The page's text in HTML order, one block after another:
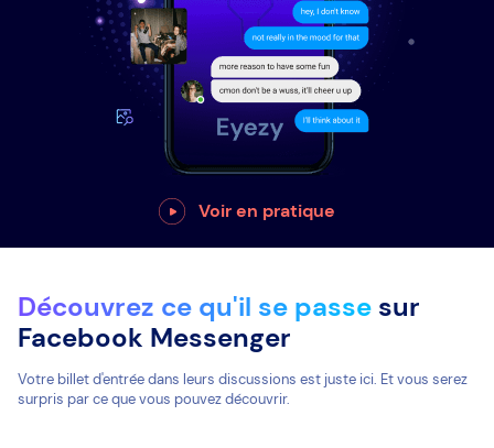
Voir en pratique
Découvrez ce qu'il se passe sur
Facebook Messenger
Votre billet d'entrée dans leurs discussions est juste ici. Et vous serez
surpris par ce que vous pouvez découvrir.